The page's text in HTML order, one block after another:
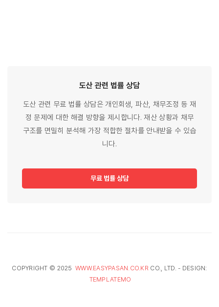
도산 관련 법률 상담
도산 관련 무료 법률 상담은 개인회생, 파산, 채무조정 등 재
정 문제에 대한 해결 방향을 제시합니다. 재산 상황과 채무
구조를 면밀히 분석해 가장 적합한 절차를 안내받을 수 있습
니다.
무료 법률 상담
COPYRIGHT © 2025 WWW.EASYPASAN.CO.KR CO., LTD. - DESIGN:
TEMPLATEMO